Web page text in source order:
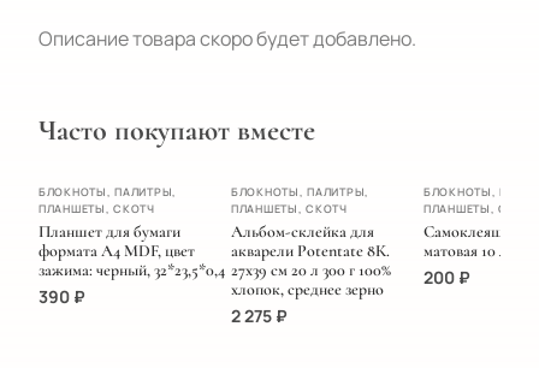
Описание товара скоро будет добавлено.
Часто покупают вместе
ХИТ
НОВИНКА
БЛОКНОТЫ, ПАЛИТРЫ,
ПЛАНШЕТЫ, СКОТЧ
Планшет для бумаги
формата А4 MDF, цвет
зажима: черный, 32*23,5*0,4
390 ₽
БЛОКНОТЫ, ПАЛИТРЫ,
ПЛАНШЕТЫ, СКОТЧ
Альбом-склейка для
акварели Potentate 8К.
27х39 см 20 л 300 г 100%
хлопок, среднее зерно
2 275 ₽
БЛОКНОТЫ,
ПЛАНШЕТЫ, СКОТЧ
Самоклеящаяся
матовая 10
200 ₽